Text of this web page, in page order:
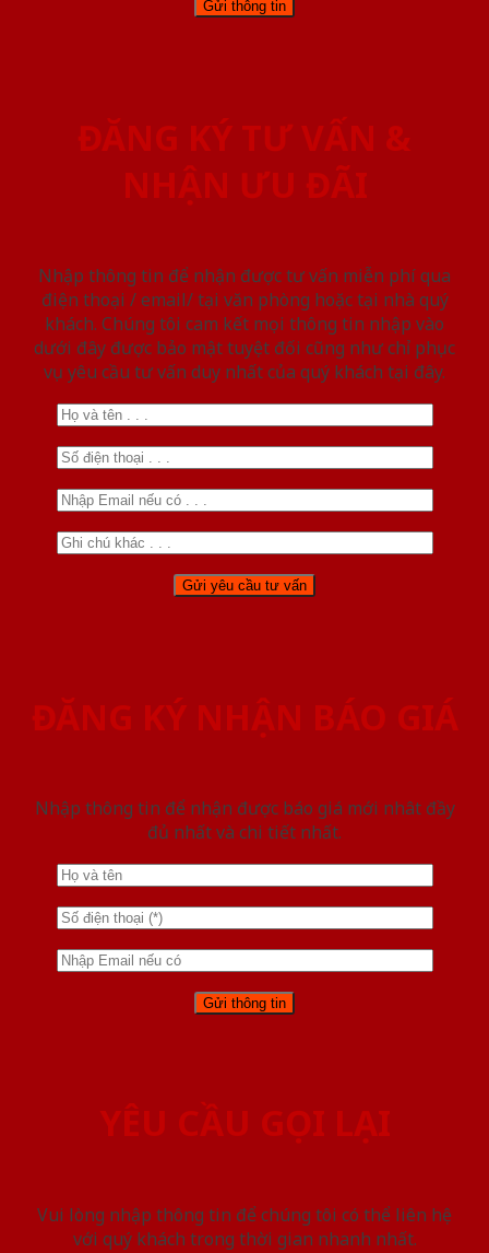
ĐĂNG KÝ TƯ VẤN &
NHẬN ƯU ĐÃI
Nhập thông tin để nhận được tư vấn miễn phí qua
điện thoại / email/ tại văn phòng hoặc tại nhà quý
khách. Chúng tôi cam kết mọi thông tin nhập vào
dưới đây được bảo mật tuyệt đối cũng như chỉ phục
vụ yêu cầu tư vấn duy nhất của quý khách tại đây.
ĐĂNG KÝ NHẬN BÁO GIÁ
Nhập thông tin để nhận được báo giá mới nhât đầy
đủ nhất và chi tiết nhất.
YÊU CẦU GỌI LẠI
Vui lòng nhập thông tin để chúng tôi có thể liên hệ
với quý khách trong thời gian nhanh nhất.